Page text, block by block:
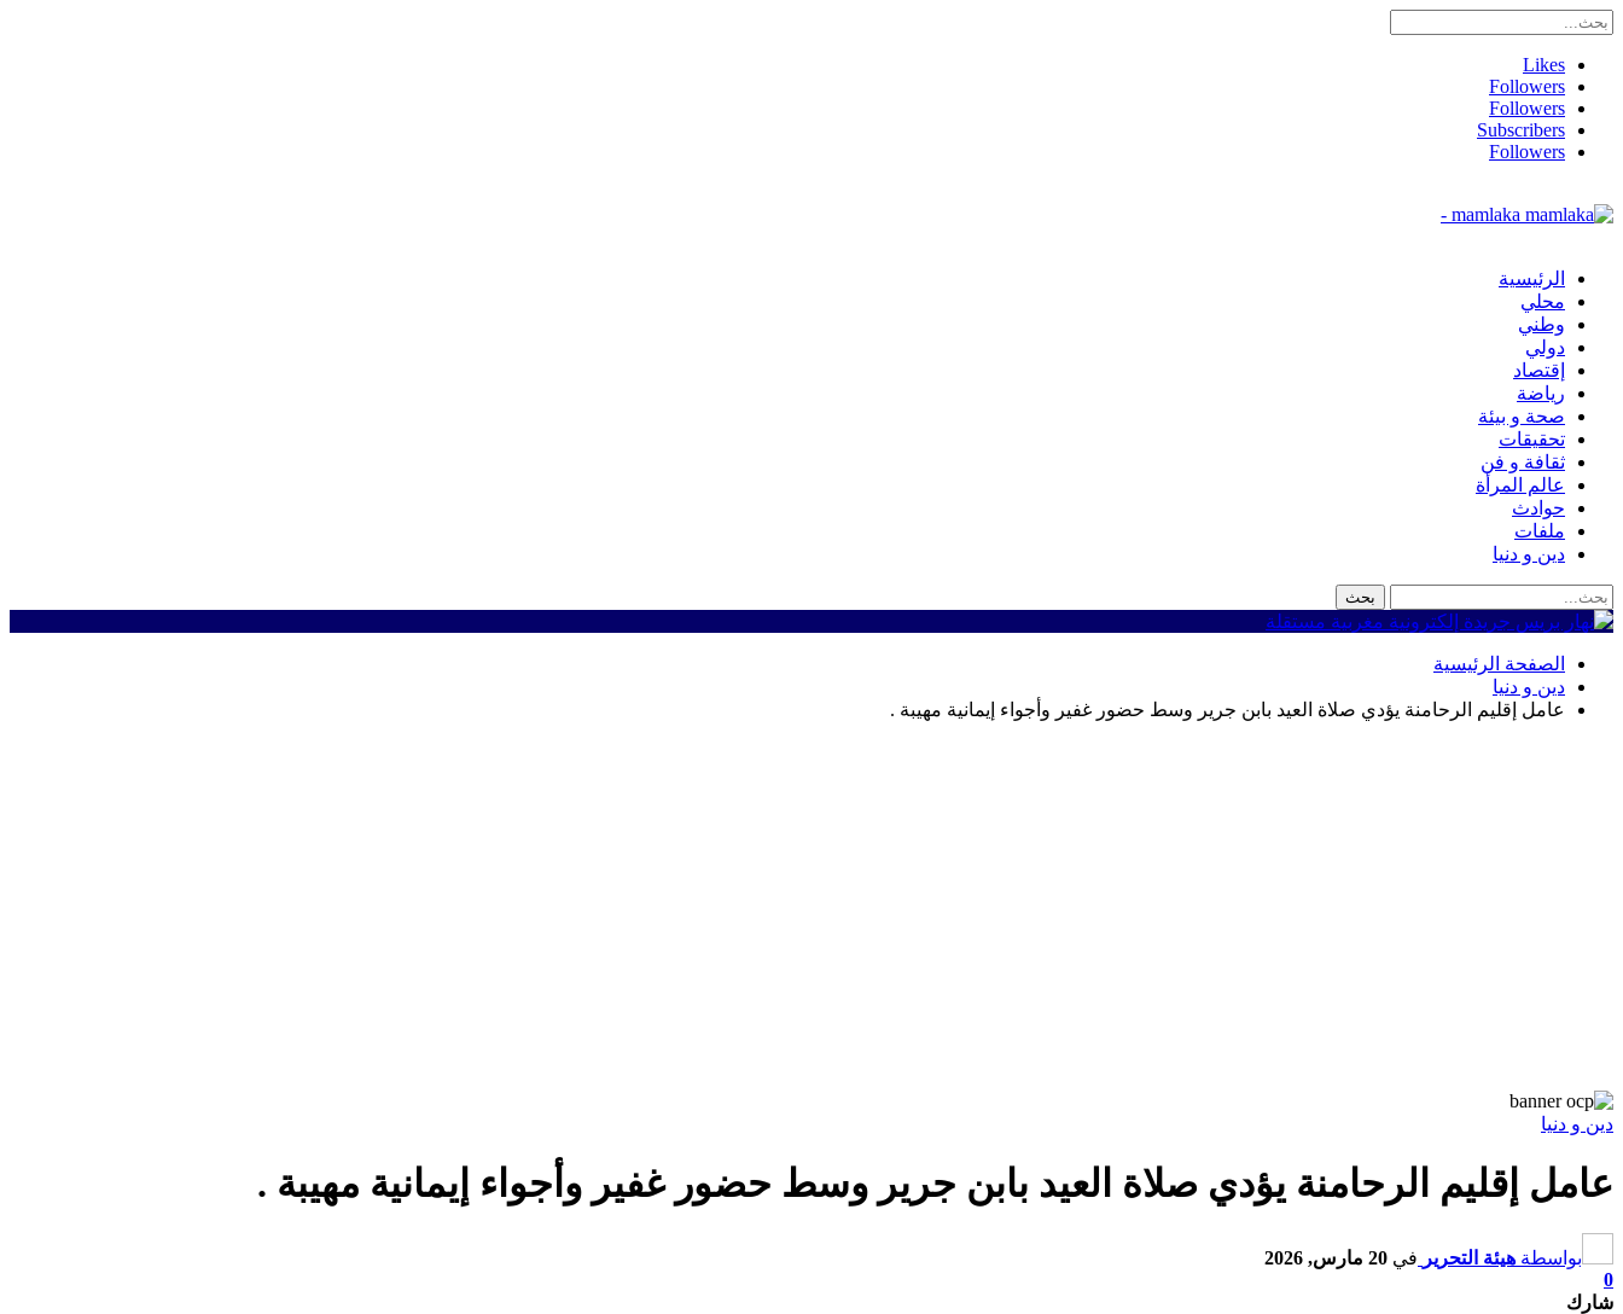
Likes
Followers
Followers
Subscribers
Followers
mamlaka -
الرئيسية
محلي
وطني
دولي
إقتصاد
رياضة
صحة و بيئة
تحقيقات
ثقافة و فن
عالم المرأة
حوادث
ملفات
دين و دنيا
الصفحة الرئيسية
دين و دنيا
عامل إقليم الرحامنة يؤدي صلاة العيد بابن جرير وسط حضور غفير وأجواء إيمانية مهيبة .
دين و دنيا
عامل إقليم الرحامنة يؤدي صلاة العيد بابن جرير وسط حضور غفير وأجواء إيمانية مهيبة .
بواسطة هيئة التحرير في 20 مارس, 2026
0
شارك